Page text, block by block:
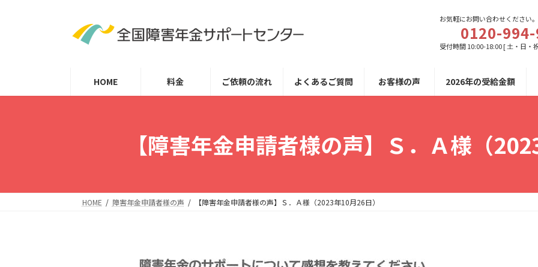
ス
ン
お気軽にお問い合わせください。
0120-
受付時間 10:00-18:00 [ 土・日・
HOME 料金 ご依頼の流れ よくあるご質問 お客様の声 2026年の受給金額
【障害年金申請者様の声】Ｓ．Ａ様（
HOME 障害年金申請者様の声 【障害年金申請者様の声】Ｓ．Ａ様（2023年10月26日）